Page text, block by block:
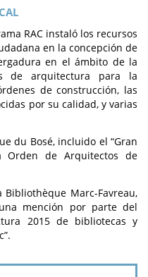
RAC instaló los recursos
en la concepción de
en el ámbito de la
de arquitectura para la
de construcción, las
por su calidad, y varias
du Bosé, incluido el “Gran
Orden de Arquitectos de
Marc-Favreau,
mención por parte del
2015 de bibliotecas y